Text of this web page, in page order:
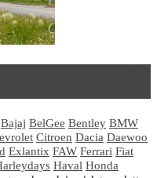
Bajaj BelGee Bentley BMW
Citroen Dacia Daewoo
Exlantix FAW Ferrari Fiat
Haval Honda